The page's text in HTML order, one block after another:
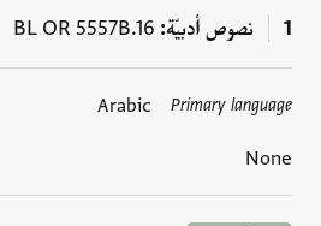
1 نصوص أدبيّة BL OR 5557B.16
Primary language
Arabic
None
العلامات